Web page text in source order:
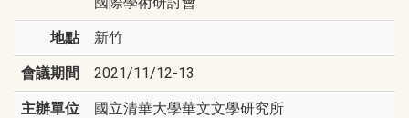
地點 新竹
會議期間 2021/11/12-13
主辦單位 國立清華大學華文文學研究所